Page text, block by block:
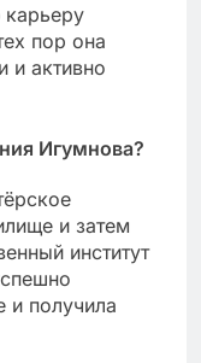
пор она
и активно
Игумнова?
и затем
институт
и получила